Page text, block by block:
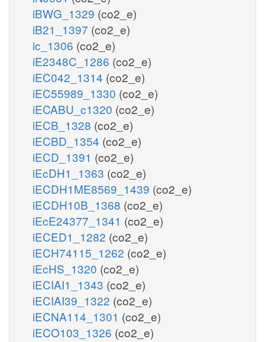
iBWG_1329 (co2_e)
iB21_1397 (co2_e)
ic_1306 (co2_e)
iE2348C_1286 (co2_e)
iEC042_1314 (co2_e)
iEC55989_1330 (co2_e)
iECABU_c1320 (co2_e)
iECB_1328 (co2_e)
iECBD_1354 (co2_e)
iECD_1391 (co2_e)
iEcDH1_1363 (co2_e)
iECDH1ME8569_1439 (co2_e)
iECDH10B_1368 (co2_e)
iEcE24377_1341 (co2_e)
iECED1_1282 (co2_e)
iECH74115_1262 (co2_e)
iEcHS_1320 (co2_e)
iECIAI1_1343 (co2_e)
iECIAI39_1322 (co2_e)
iECNA114_1301 (co2_e)
iECO103_1326 (co2_e)